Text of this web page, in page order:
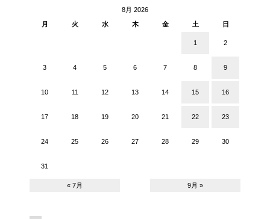
8月 2026
月
火 水 木 金 土 日
1 2
3 4 5 6 7 8 9
10 11 12 13 14 15 16
17 18 19 20 21 22 23
24 25 26 27 28 29 30
31
« 7月 9月 »